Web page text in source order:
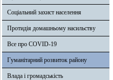
Соціальний захист населення
Протидія домашньому насильству
Все про COVID-19
Гуманітарний розвиток району
Влада і громадськість